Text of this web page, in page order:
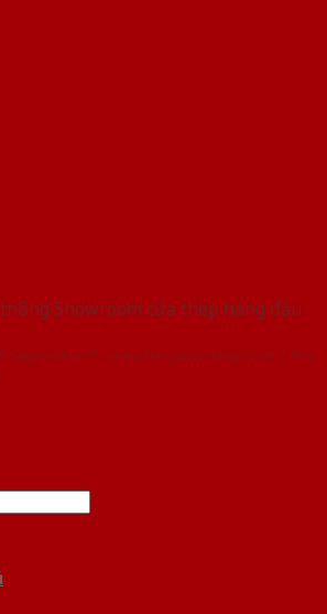
Showroom cửa thép hàng đầu
SaigonDoor™ - www.baogiacuathep.com | Đơn